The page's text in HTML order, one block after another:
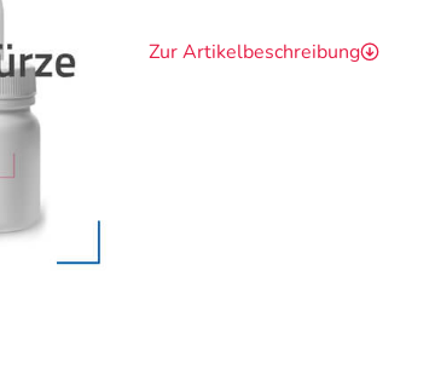
Zur Artikelbeschreibung